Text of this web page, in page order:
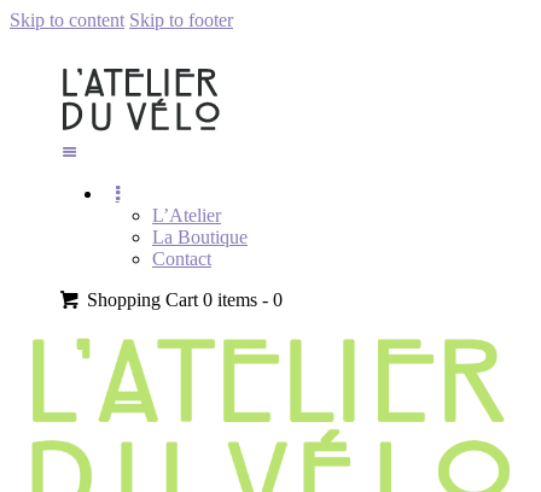
Skip to content Skip to footer
L’Atelier
La Boutique
Contact
Shopping Cart 0 items -0